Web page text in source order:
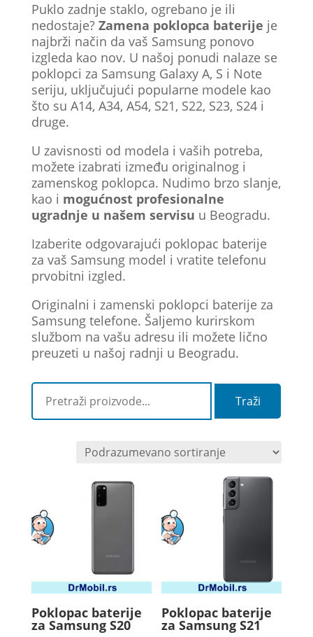
Puklo zadnje staklo, ogrebano je ili
nedostaje? Zamena poklopca baterije je
najbrži način da vaš Samsung ponovo
izgleda kao nov. U našoj ponudi nalaze se
poklopci za Samsung Galaxy A, S i Note
seriju, uključujući popularne modele kao
što su A14, A34, A54, S21, S22, S23, S24 i
druge.
U zavisnosti od modela i vaših potreba,
možete izabrati između originalnog i
zamenskog poklopca. Nudimo brzo slanje,
kao i mogućnost profesionalne
ugradnje u našem servisu u Beogradu.
Izaberite odgovarajući poklopac baterije
za vaš Samsung model i vratite telefonu
prvobitni izgled.
Originalni i zamenski poklopci baterije za
Samsung telefone. Šaljemo kurirskom
službom na vašu adresu ili možete lično
preuzeti u našoj radnji u Beogradu.
Traži
Poklopac baterije
za Samsung S20
Poklopac baterije
za Samsung S21